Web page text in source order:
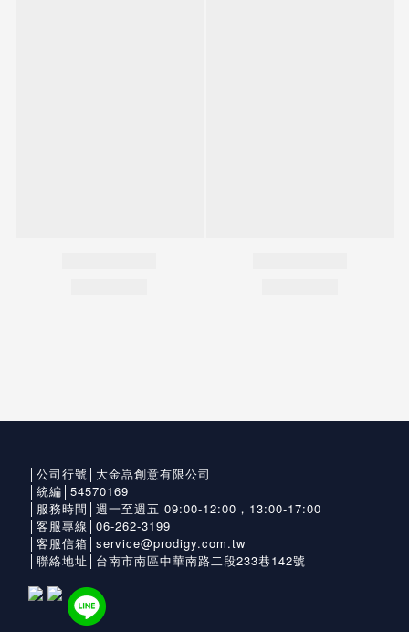
│公司行號│大金嵓創意有限公司
│統編│54570169
│服務時間│週一至週五 09:00-12:00，13:00-17:00
│客服專線│06-262-3199
│客服信箱│service@prodigy.com.tw
│聯絡地址│台南市南區中華南路二段233巷142號